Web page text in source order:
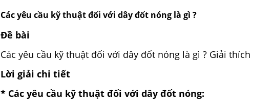
Các yêu cầu kỹ thuật đối với dây đốt nóng là gì ?
Đề bài
Các yêu cầu kỹ thuật đối với dây đốt nóng là gì ? Giải thích
Lời giải chi tiết
* Các yêu cầu kỹ thuật đối với dây đốt nóng: